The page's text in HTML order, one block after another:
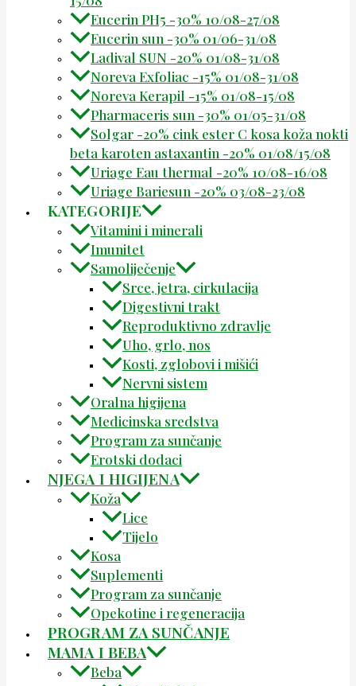
Eucerin PH5 -30% 10/08-27/08
Eucerin sun -30% 01/06-31/08
Ladival SUN -20% 01/08-31/08
Noreva Exfoliac -15% 01/08-31/08
Noreva Kerapil -15% 01/08-15/08
Pharmaceris sun -30% 01/05-31/08
Solgar -20% cink ester C kosa koža nokti
beta karoten astaxantin -20% 01/08/15/08
Uriage Eau thermal -20% 10/08-16/08
Uriage Bariesun -20% 03/08-23/08
KATEGORIJE
Vitamini i minerali
Imunitet
Samoliječenje
Srce, jetra, cirkulacija
Digestivni trakt
Reproduktivno zdravlje
Uho, grlo, nos
Kosti, zglobovi i mišići
Nervni sistem
Oralna higijena
Medicinska sredstva
Program za sunčanje
Erotski dodaci
NJEGA I HIGIJENA
Koža
Lice
Tijelo
Kosa
Suplementi
Program za sunčanje
Opekotine i regeneracija
PROGRAM ZA SUNČANJE
MAMA I BEBA
Beba